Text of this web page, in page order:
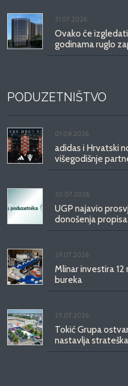
31.07.2026.
Ovako će
godinama ruglo
PODUZETNIŠTVO
01.08.2026.
adidas i Hrvatski
višegodišnje
30.07.2026.
UGP najavio
donošenja propisa
29.07.2026.
Mlinar investira 12
bureka
29.07.2026.
Tokić Grupa
nastavlja